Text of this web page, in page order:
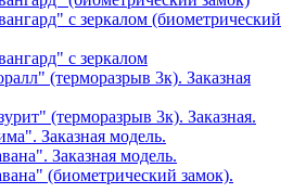
с зеркалом (биометрический
с зеркалом
(терморазрыв 3к). Заказная
(терморазрыв 3к). Заказная.
Заказная модель.
Заказная модель.
(биометрический замок).